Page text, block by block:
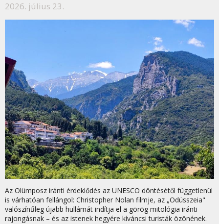
2026. július 23.
Az Olümposz iránti érdeklődés az UNESCO döntésétől függetlenül
is várhatóan fellángol: Christopher Nolan filmje, az „Odüsszeia"
valószínűleg újabb hullámát indítja el a görög mitológia iránti
rajongásnak – és az istenek hegyére kíváncsi turisták özönének.